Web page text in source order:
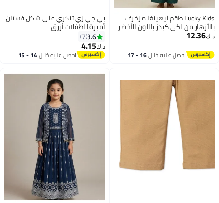
2
Lucky Kids طقم ليهينغا مزخرف
بالأزهار من لكي كيدز باللون الأخضر
د.ك‏12.36
احصل عليه خلال 16 - 17
بي جي زي تنكري على شكل فستان
أميرة للطفلات أزرق
3.6
7
د.ك‏4.15
احصل عليه خلال 14 - 15